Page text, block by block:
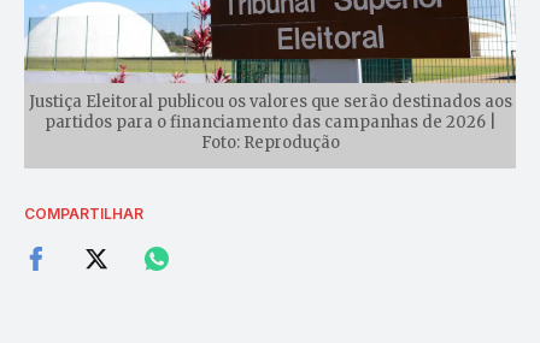
Justiça Eleitoral publicou os valores que serão destinados aos
partidos para o financiamento das campanhas de 2026 |
Foto: Reprodução
COMPARTILHAR